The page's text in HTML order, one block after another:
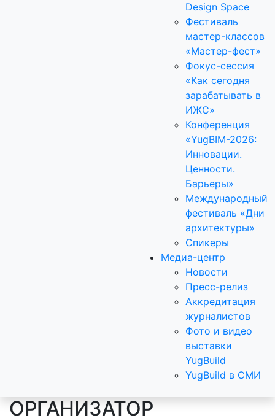
Design Space
Фестиваль
мастер-классов
«Мастер-фест»
Фокус-сессия
«Как сегодня
зарабатывать в
ИЖС»
Конференция
«YugBIM-2026:
Инновации.
Ценности.
Барьеры»
Международный
фестиваль «Дни
архитектуры»
Спикеры
Медиа-центр
Новости
Пресс-релиз
Аккредитация
журналистов
Фото и видео
выставки
YugBuild
YugBuild в СМИ
ОРГАНИЗАТОР